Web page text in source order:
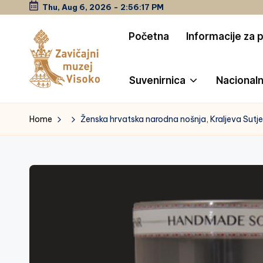
content
Thu, Aug 6, 2026 - 2:56:18 PM
Z
a
č
Početna Informacije za
Suvenirnica
Home Ženska hrvatska narodna nošnja, Kraljeva